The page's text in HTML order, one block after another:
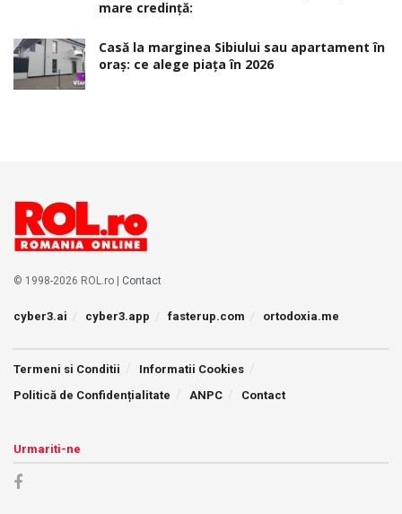
mare credință:
Casă la marginea Sibiului sau apartament în
oraș: ce alege piața în 2026
© 1998-2026 ROL.ro | Contact
cyber3.ai cyber3.app fasterup.com ortodoxia.me
Termeni si Conditii
Informatii Cookies
Politică de Confidențialitate
ANPC Contact
Urmariti-ne